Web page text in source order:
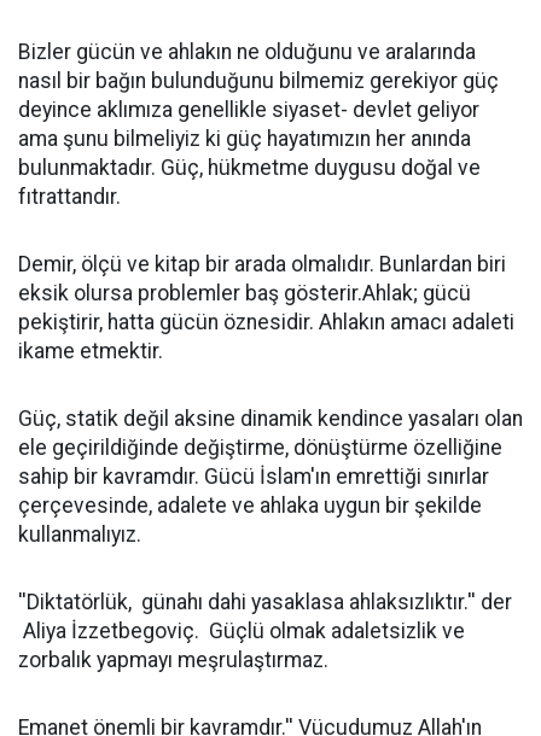
Bizler gücün ve ahlakın ne olduğunu ve aralarında
nasıl bir bağın bulunduğunu bilmemiz gerekiyor güç
deyince aklımıza genellikle siyaset- devlet geliyor
ama şunu bilmeliyiz ki güç hayatımızın her anında
bulunmaktadır. Güç, hükmetme duygusu doğal ve
fıtrattandır.
Demir, ölçü ve kitap bir arada olmalıdır. Bunlardan biri
eksik olursa problemler baş gösterir.Ahlak; gücü
pekiştirir, hatta gücün öznesidir. Ahlakın amacı adaleti
ikame etmektir.
Güç, statik değil aksine dinamik kendince yasaları olan
ele geçirildiğinde değiştirme, dönüştürme özelliğine
sahip bir kavramdır. Gücü İslam'ın emrettiği sınırlar
çerçevesinde, adalete ve ahlaka uygun bir şekilde
kullanmalıyız.
''Diktatörlük, günahı dahi yasaklasa ahlaksızlıktır.'' der
Aliya İzzetbegoviç. Güçlü olmak adaletsizlik ve
zorbalık yapmayı meşrulaştırmaz.
Emanet önemli bir kavramdır.'' Vücudumuz Allah'ın